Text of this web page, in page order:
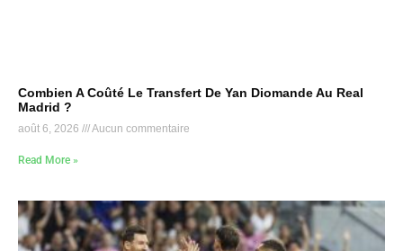
Combien A Coûté Le Transfert De Yan Diomande Au Real
Madrid ?
août 6, 2026 Aucun commentaire
Read More »